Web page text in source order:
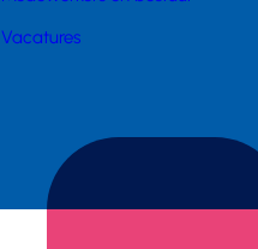
Vacatures